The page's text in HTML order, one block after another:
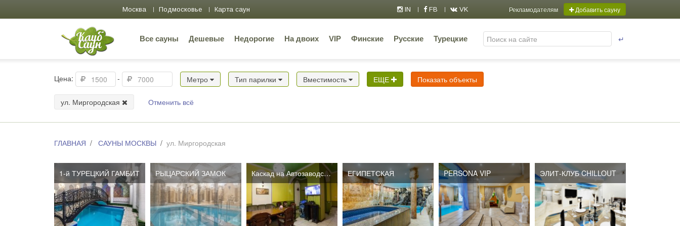
Москва Подмосковье Карта саун IN FB VK Добавить сауну
Рекламодателям
Все сауны Дешевые Недорогие На двоих VIP Финские Русские Турецкие ↵
Цена: - Метро Тип парилки Вместимость ЕЩЕ Показать объекты
ул. Миргородская Отменить всё
ГЛАВНАЯ САУНЫ МОСКВЫ ул. Миргородская
1-й ТУРЕЦКИЙ ГАМБИТ РЫЦАРСКИЙ ЗАМОК Каскад на Автозаводской ЕГИПЕТСКАЯ PERSONA VIP ЭЛИТ-КЛУБ CHILLOUT